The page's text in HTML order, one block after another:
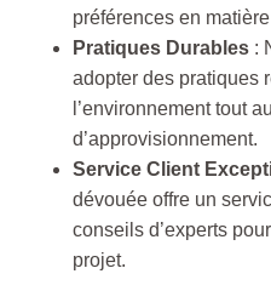
préférences en
Pratiques Durables :
adopter des pratiques
l’environnement tout
d’approvisionnement.
Service Client
dévouée offre un
conseils d’experts
projet.